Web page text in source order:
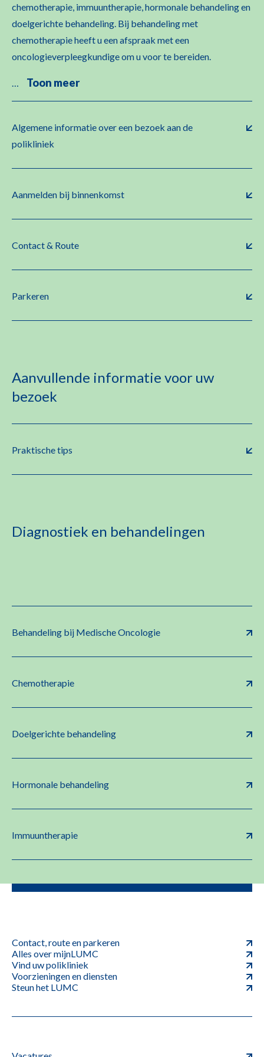
chemotherapie, immuuntherapie, hormonale behandeling en
doelgerichte behandeling. Bij behandeling met
chemotherapie heeft u een afspraak met een
oncologieverpleegkundige om u voor te bereiden.
… Toon meer
Algemene informatie over een bezoek aan de
polikliniek
Aanmelden bij binnenkomst
Contact & Route
Parkeren
Aanvullende informatie voor uw
bezoek
Praktische tips
Diagnostiek en behandelingen
Behandeling bij Medische Oncologie
Chemotherapie
Doelgerichte behandeling
Hormonale behandeling
Immuuntherapie
Contact, route en parkeren
Alles over mijnLUMC
Vind uw polikliniek
Voorzieningen en diensten
Steun het LUMC